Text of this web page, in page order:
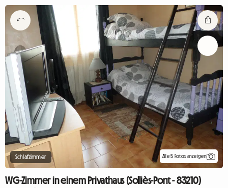
Schlafzimmer Alle 5 Fotos anzeigen
WG-Zimmer in einem Privathaus (Solliès-Pont - 83210)